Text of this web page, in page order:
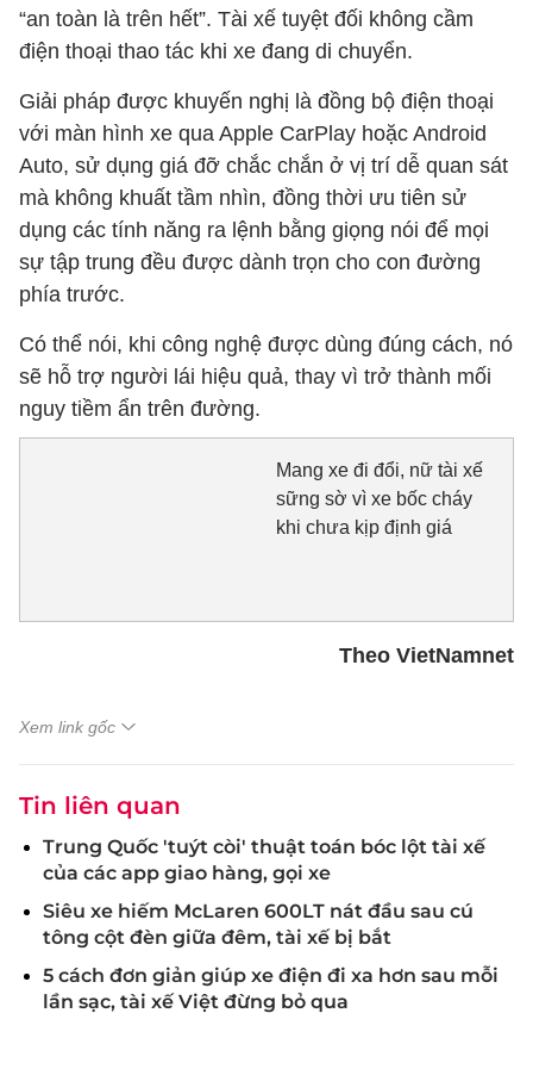
“an toàn là trên hết”. Tài xế tuyệt đối không cầm
điện thoại thao tác khi xe đang di chuyển.
Giải pháp được khuyến nghị là đồng bộ điện thoại
với màn hình xe qua Apple CarPlay hoặc Android
Auto, sử dụng giá đỡ chắc chắn ở vị trí dễ quan sát
mà không khuất tầm nhìn, đồng thời ưu tiên sử
dụng các tính năng ra lệnh bằng giọng nói để mọi
sự tập trung đều được dành trọn cho con đường
phía trước.
Có thể nói, khi công nghệ được dùng đúng cách, nó
sẽ hỗ trợ người lái hiệu quả, thay vì trở thành mối
nguy tiềm ẩn trên đường.
Mang xe đi đổi, nữ tài xế
sững sờ vì xe bốc cháy
khi chưa kịp định giá
Theo VietNamnet
Xem link gốc
Tin liên quan
Trung Quốc 'tuýt còi' thuật toán bóc lột tài xế
của các app giao hàng, gọi xe
Siêu xe hiếm McLaren 600LT nát đầu sau cú
tông cột đèn giữa đêm, tài xế bị bắt
5 cách đơn giản giúp xe điện đi xa hơn sau mỗi
lần sạc, tài xế Việt đừng bỏ qua